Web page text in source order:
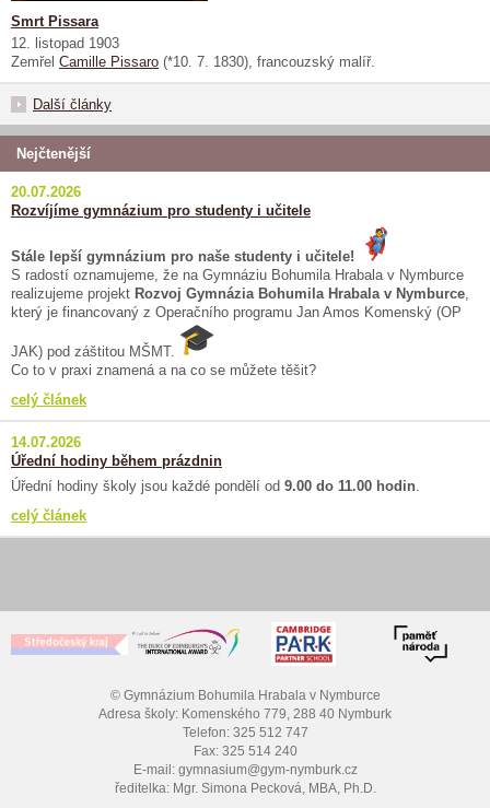
Smrt Pissara
12. listopad 1903
Zemřel Camille Pissaro (*10. 7. 1830), francouzský malíř.
Další články
Nejčtenější
20.07.2026
Rozvíjíme gymnázium pro studenty i učitele
Stále lepší gymnázium pro naše studenty i učitele!
S radostí oznamujeme, že na Gymnáziu Bohumila Hrabala v Nymburce
realizujeme projekt Rozvoj Gymnázia Bohumila Hrabala v Nymburce
který je financovaný z Operačního programu Jan Amos Komenský (OP
JAK) pod záštitou MŠMT.
Co to v praxi znamená a na co se můžete těšit?
celý článek
14.07.2026
Úřední hodiny během prázdnin
Úřední hodiny školy jsou každé pondělí od 9.00 do 11.00 hodin
celý článek
© Gymnázium Bohumila Hrabala v Nymburce
Adresa školy: Komenského 779, 288 40 Nymburk
Telefon: 325 512 747
Fax: 325 514 240
E-mail: gymnasium@gym-nymburk.cz
ředitelka: Mgr. Simona Pecková, MBA, Ph.D.